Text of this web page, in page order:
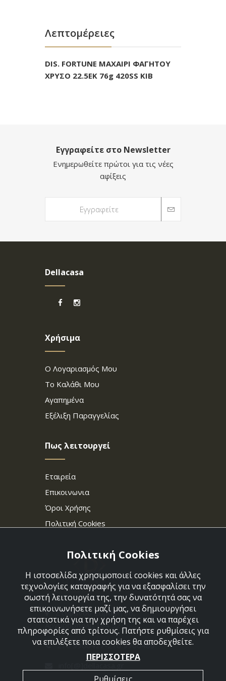
Λεπτομέρειες
DIS. FORTUNE ΜΑΧΑΙΡΙ ΦΑΓΗΤΟΥ
ΧΡΥΣΟ 22.5ΕΚ 76g 420SS KIB
Εγγραφείτε στο Newsletter
Ενημερωθείτε πρώτοι για τις νέες
αφίξεις
Dellacasa
Χρήσιμα
Ο Λογαριασμός Μου
Το Καλάθι Μου
Αγαπημένα
Εξέλιξη Παραγγελίας
Πως λειτουργεί
Εταιρεία
Επικοινωνια
Όροι Χρήσης
Πολιτική Cookies
Στεφάνου Σαράφη 36,
Αργυρούπολη 164 52
210 9960427-210 9960489
Πολιτική Cookies
Η ιστοσελίδα χρησιμοποιεί cookies και άλλες
τεχνολογίες καταγραφής για να εξασφαλίσει την
σωστή λειτουργία της, την δυνατότητά σας να
επικοινωνήσετε μαζί μας, να δημιουργήσει
στατιστικά για την χρήση της και να παρέχει
πληροφορίες από τρίτους. Πατήστε ρυθμίσεις για
να επιλέξετε ποια cookies θα αποδεχθείτε.
ΠΕΡΙΣΣΟΤΕΡΑ